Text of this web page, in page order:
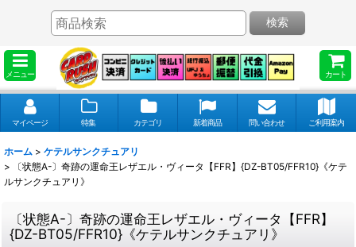
メニュー カート
検索
マイページ 特集 カテゴリ 新着商品 問い合わせ ご利用案内
ホーム > ケテルサンクチュアリ
>
〔状態A-〕奇跡の運命王レザエル・ヴィータ【FFR】{DZ-BT05/FFR10}《ケテ
ルサンクチュアリ》
〔状態A-〕奇跡の運命王レザエル・ヴィータ【FFR】
{DZ-BT05/FFR10}《ケテルサンクチュアリ》